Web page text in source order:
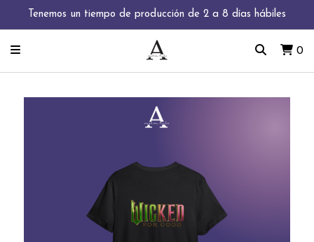
Tenemos un tiempo de producción de 2 a 8 días hábiles
0